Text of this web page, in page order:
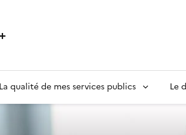
La qualité de mes services publics Le